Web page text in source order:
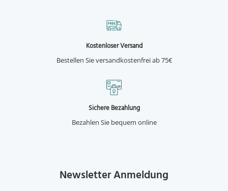
Kostenloser Versand
Bestellen Sie versandkostenfrei ab 75€
Sichere Bezahlung
Bezahlen Sie bequem online
Newsletter Anmeldung